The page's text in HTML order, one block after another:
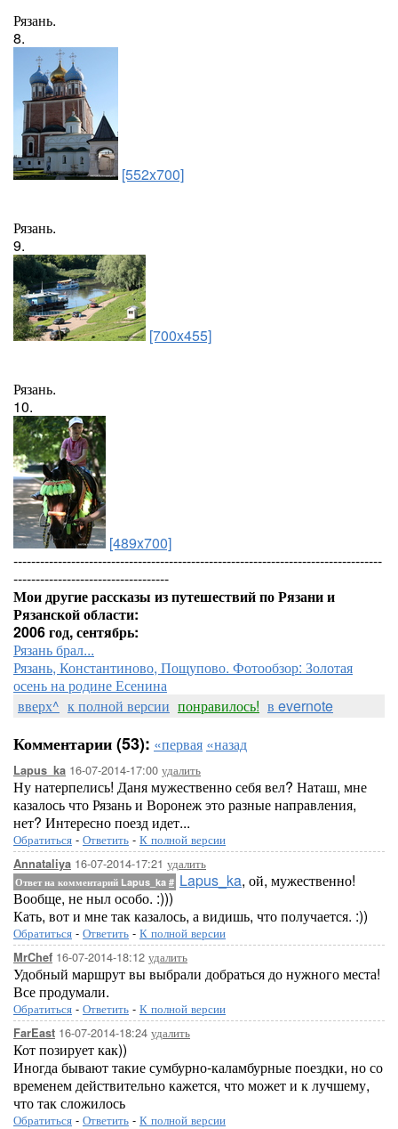
Рязань.
8.
[552x700]
Рязань.
9.
[700x455]
Рязань.
10.
[489x700]
-----------------------------------------------------------------------------------
-----------------------------------
Мои другие рассказы из путешествий по Рязани и
Рязанской области:
2006 год, сентябрь:
Рязань брал...
Рязань, Константиново, Пощупово. Фотообзор: Золотая
осень на родине Есенина
вверх^ к полной версии понравилось! в evernote
Комментарии (53): «первая «назад
Lapus_ka 16-07-2014-17:00 удалить
Ну натерпелись! Даня мужественно себя вел? Наташ, мне
казалось что Рязань и Воронеж это разные направления,
нет? Интересно поезд идет...
Обратиться - Ответить - К полной версии
Annataliya 16-07-2014-17:21 удалить
Ответ на комментарий Lapus_ka # Lapus_ka, ой, мужественно!
Вообще, не ныл особо. :)))
Кать, вот и мне так казалось, а видишь, что получается. :))
Обратиться - Ответить - К полной версии
MrChef 16-07-2014-18:12 удалить
Удобный маршрут вы выбрали добраться до нужного места!
Все продумали.
Обратиться - Ответить - К полной версии
FarEast 16-07-2014-18:24 удалить
Кот позирует как))
Иногда бывают такие сумбурно-каламбурные поездки, но со
временем действительно кажется, что может и к лучшему,
что так сложилось
Обратиться - Ответить - К полной версии